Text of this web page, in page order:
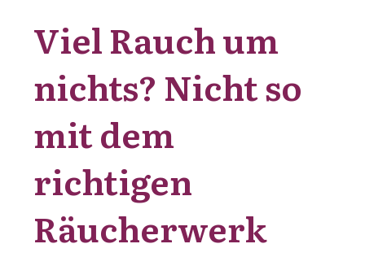
Viel Rauch um
nichts? ​Nicht so
mit dem
richtigen
Räucherwerk